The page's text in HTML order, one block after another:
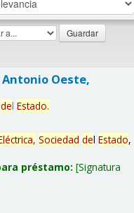
Oeste,
del Estado.
Sociedad del Estado,
préstamo: Signatura